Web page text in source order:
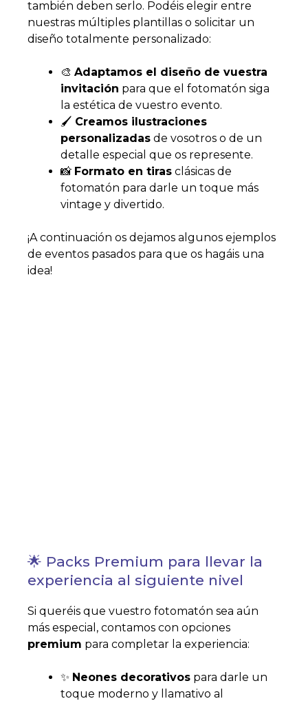
también deben serlo. Podéis elegir entre
nuestras múltiples plantillas o solicitar un
diseño totalmente personalizado:
🎨 Adaptamos el diseño de vuestra
invitación para que el fotomatón siga
la estética de vuestro evento.
🖌️ Creamos ilustraciones
personalizadas de vosotros o de un
detalle especial que os represente.
📸 Formato en tiras clásicas de
fotomatón para darle un toque más
vintage y divertido.
¡A continuación os dejamos algunos ejemplos
de eventos pasados para que os hagáis una
idea!
🌟 Packs Premium para llevar la
experiencia al siguiente nivel
Si queréis que vuestro fotomatón sea aún
más especial, contamos con opciones
premium para completar la experiencia:
✨ Neones decorativos para darle un
toque moderno y llamativo al